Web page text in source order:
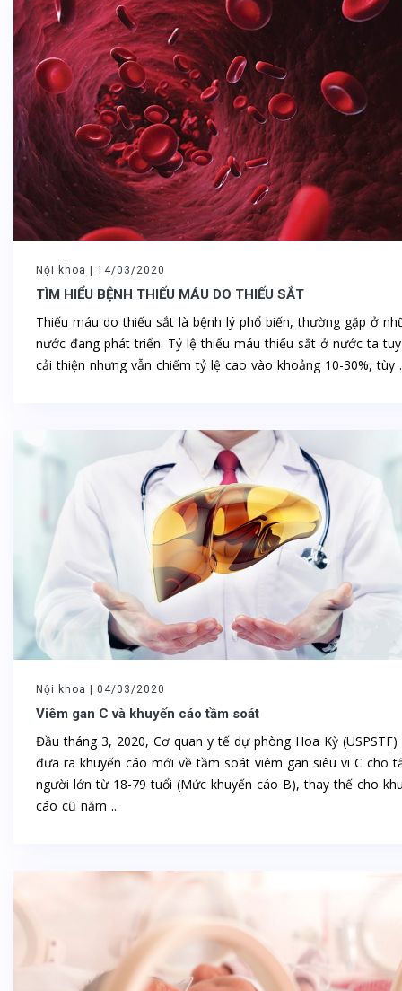
Nội khoa | 14/03/2020
TÌM HIỂU BỆNH THIẾU MÁU DO THIẾU SẮT
Thiếu máu do thiếu sắt là bệnh lý phổ biến, thường gặp ở
nước đang phát triển. Tỷ lệ thiếu máu thiếu sắt ở nước ta
cải thiện nhưng vẫn chiếm tỷ lệ cao vào khoảng 10-30%, tùy
Nội khoa | 04/03/2020
Viêm gan C và khuyến cáo tầm soát
Đầu tháng 3, 2020, Cơ quan y tế dự phòng Hoa Kỳ (USPSTF)
đưa ra khuyến cáo mới về tầm soát viêm gan siêu vi C cho
người lớn từ 18-79 tuổi (Mức khuyến cáo B), thay thế cho
cáo cũ năm ...